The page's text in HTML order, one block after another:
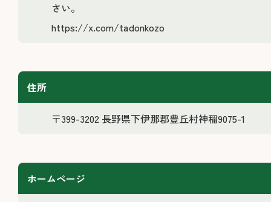
さい。
https://x.com/tadonkozo
住所
〒399-3202 長野県下伊那郡豊丘村神稲9075-1
ホームページ